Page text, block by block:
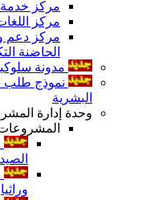
مركز خدمة
مركز
مركز دعم
الحاضنة
مدونة
نموذج طلب
البشرية
وحدة إدارة
وراثيا